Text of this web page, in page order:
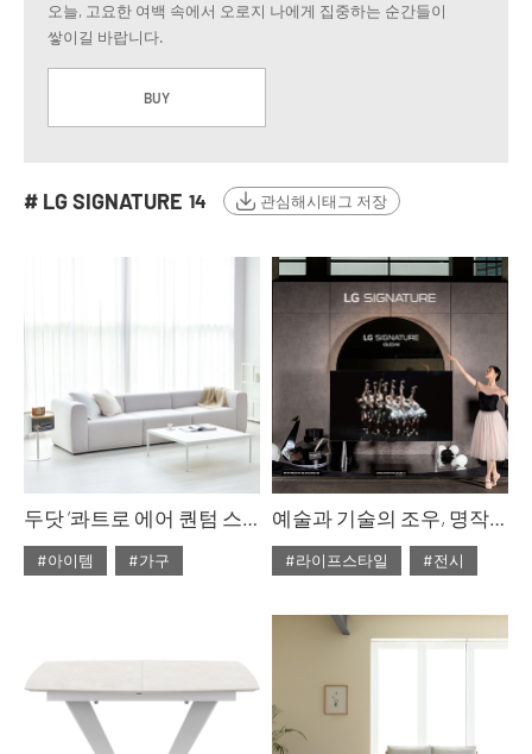
오늘, 고요한 여백 속에서 오로지 나에게 집중하는 순간들이
쌓이길 바랍니다.
BUY
# LG SIGNATURE 14 관심해시태그 저장
두닷 ‘콰트로 에어 퀀텀 스퀘어 페닉스 소파 테이블
#아이템
#가구
#테이블
예술과 기술의 조우, 명작과 명품의 만남, LG SIGNATURE, 문화예술과 동행하다.
#라이프스타일
#전시
#LG아트센터서울